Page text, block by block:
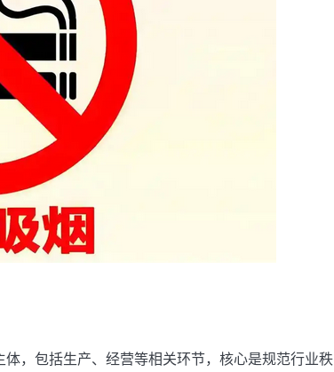
，包括生产、经营等相关环节，核心是规范行业秩